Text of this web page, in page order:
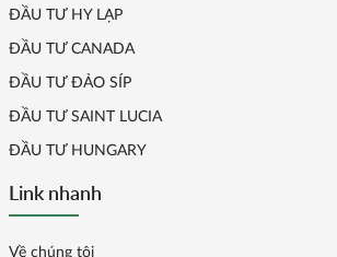
ĐẦU TƯ HY LẠP
ĐẦU TƯ CANADA
ĐẦU TƯ ĐẢO SÍP
ĐẦU TƯ SAINT LUCIA
ĐẦU TƯ HUNGARY
Link nhanh
Về chúng tôi